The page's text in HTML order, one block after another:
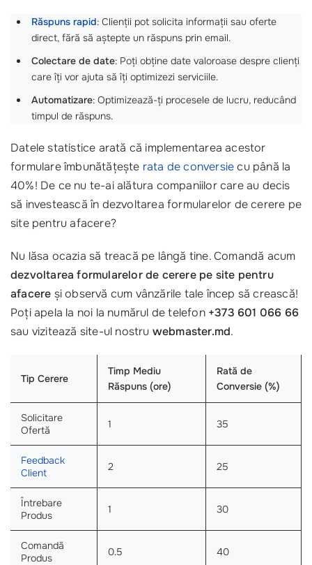
Răspuns rapid: Clienții pot solicita informații sau oferte
direct, fără să aștepte un răspuns prin email.
Colectare de date: Poți obține date valoroase despre clienți
care îți vor ajuta să îți optimizezi serviciile.
Automatizare: Optimizează-ți procesele de lucru, reducând
timpul de răspuns.
Datele statistice arată că implementarea acestor
formulare îmbunătățește rata de conversiecu până la
40%! De ce nu te-ai alătura companiilor care au decis
să investească în dezvoltarea formularelor de cerere pe
site pentru afacere?
Nu lăsa ocazia să treacă pe lângă tine. Comandă acum
dezvoltarea formularelor de cerere pe site pentru
afacere și observă cum vânzările tale încep să crească!
Poți apela la noi la numărul de telefon +373 601 066 66
sau vizitează site-ul nostru webmaster.md.
Tip Cerere
Timp Mediu
Răspuns (ore)
Rată de
Conversie (%)
Solicitare
Ofertă
1 35
Feedback
Client
2 25
Întrebare
Produs
1 30
Comandă
Produs
0.5 40